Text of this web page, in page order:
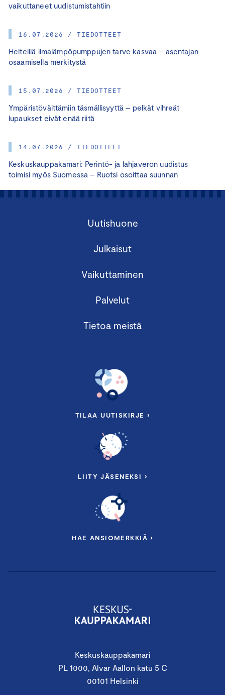
vaikuttaneet uudistumistahtiin
16.07.2026 / TIEDOTTEET
Helteillä ilmalämpöpumppujen tarve kasvaa – asentajan
osaamisella merkitystä
15.07.2026 / TIEDOTTEET
Ympäristöväittämiin täsmällisyyttä – pelkät vihreät
lupaukset eivät enää riitä
14.07.2026 / TIEDOTTEET
Keskuskauppakamari: Perintö- ja lahjaveron uudistus
toimisi myös Suomessa – Ruotsi osoittaa suunnan
Keskuskauppakamari
PL 1000, Alvar Aallon katu 5 C
00101 Helsinki
Uutishuone
Julkaisut
Vaikuttaminen
Palvelut
Tietoa meistä
TILAA UUTISKIRJE ›
LIITY JÄSENEKSI ›
HAE ANSIOMERKKIÄ ›